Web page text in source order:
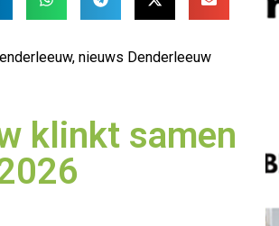
, nieuws Denderleeuw
klinkt samen